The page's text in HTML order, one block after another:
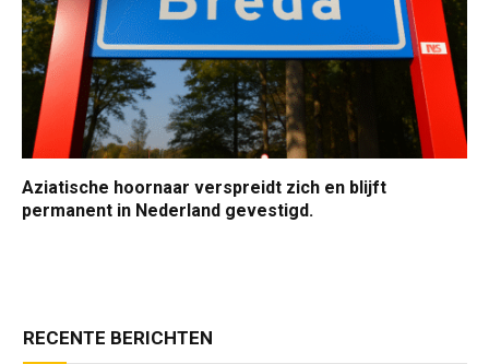
Aziatische hoornaar verspreidt zich en blijft
permanent in Nederland gevestigd.
RECENTE BERICHTEN